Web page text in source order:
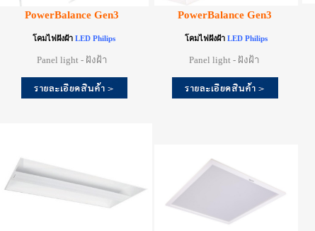
PowerBalance Gen3 PowerBalance Gen3
โคมไฟฝังฝ้าLED Philips
Panel light - ฝังฝ้า
โคมไฟฝังฝ้า LED Philips
Panel light - ฝังฝ้า